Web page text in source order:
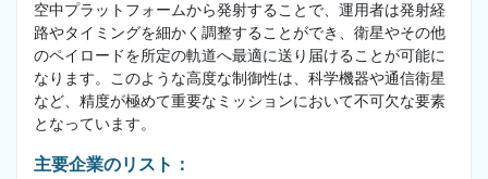
空中プラットフォームから発射することで、運用者は発射経
路やタイミングを細かく調整することができ、衛星やその他
のペイロードを所定の軌道へ最適に送り届けることが可能に
なります。このような高度な制御性は、科学機器や通信衛星
など、精度が極めて重要なミッションにおいて不可欠な要素
となっています。
主要企業のリスト：